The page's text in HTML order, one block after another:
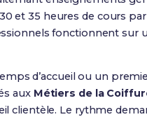
et 35 heures de cours
fonctionnent sur
d’accueil ou un
aux Métiers de la
clientèle. Le rythme